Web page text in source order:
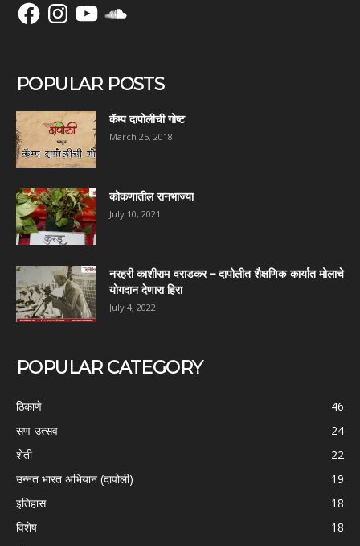
FacebookInstagramYouTubeSoundCloud
POPULAR POSTS
कॅम्प दापोलीची गोष्ट
March 25, 2018
कोकणातील रानभाज्या
July 10, 2021
नरहरी काशीराम वराडकर – दापोलीत शैक्षणिक कार्यात मोलाचे
योगदान देणारा हिरा
July 4, 2022
POPULAR CATEGORY
ठिकाणे
46
सण-उत्सव
24
शेती
22
उन्नत भारत अभियान (दापोली)
19
इतिहास
18
विशेष
18